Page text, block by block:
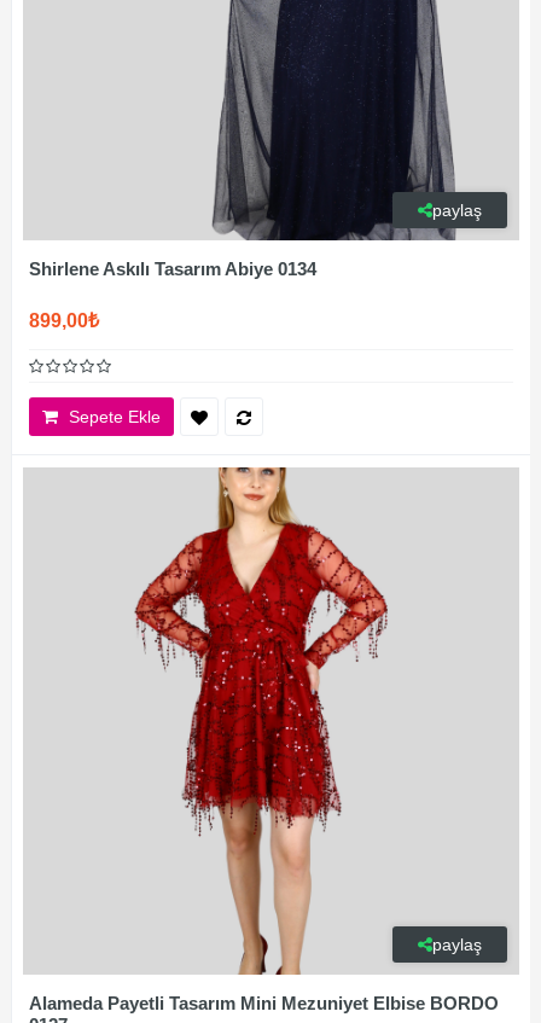
paylaş
Shirlene Askılı Tasarım Abiye 0134
899,00₺
Sepete Ekle
paylaş
Alameda Payetli Tasarım Mini Mezuniyet Elbise BORDO